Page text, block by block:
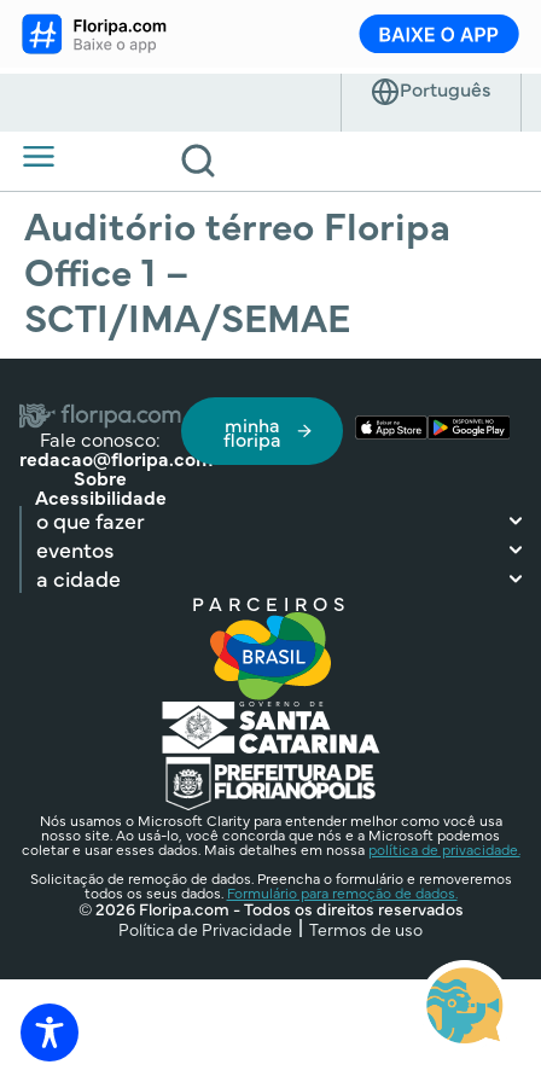
Auditório térreo Floripa
Office 1 –
SCTI/IMA/SEMAE
Fale conosco:
redacao@floripa.com
Sobre
Acessibilidade
minha
floripa
o que fazer
eventos
a cidade
PARCEIROS
Nós usamos o Microsoft Clarity para entender melhor como você usa
nosso site. Ao usá-lo, você concorda que nós e a Microsoft podemos
coletar e usar esses dados. Mais detalhes em nossa política de privacidade.
Solicitação de remoção de dados. Preencha o formulário e removeremos
todos os seus dados. Formulário para remoção de dados.
© 2026 Floripa.com - Todos os direitos reservados
Política de Privacidade
Termos de uso